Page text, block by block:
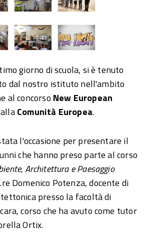
giorno di scuola, si è tenuto
dal nostro istituto nell'ambito
al concorso New European
Comunità Europea.
l'occasione per presentare il
che hanno preso parte al corso
Architettura e Paesaggio
Domenico Potenza, docente di
presso la facoltà di
corso che ha avuto come tutor
Ortix.